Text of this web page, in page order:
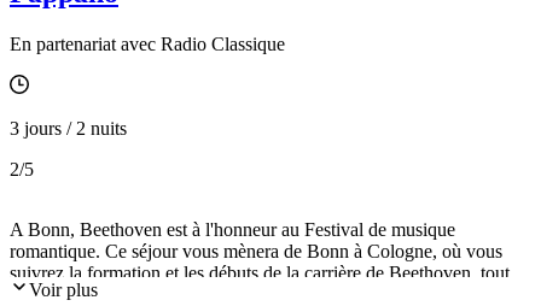
En partenariat avec Radio Classique
3 jours / 2 nuits
2/5
A Bonn, Beethoven est à l'honneur au Festival de musique
romantique. Ce séjour vous mènera de Bonn à Cologne, où vous
suivrez la formation et les débuts de la carrière de Beethoven, tout
en découvrant le riche patrimoine de ces deux cités. Ce voyage sera
Voir plus